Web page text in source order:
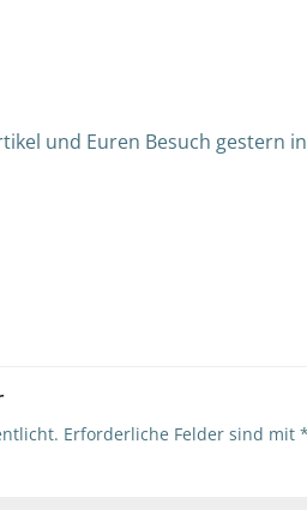
und Euren Besuch gestern
Erforderliche Felder sind mit *